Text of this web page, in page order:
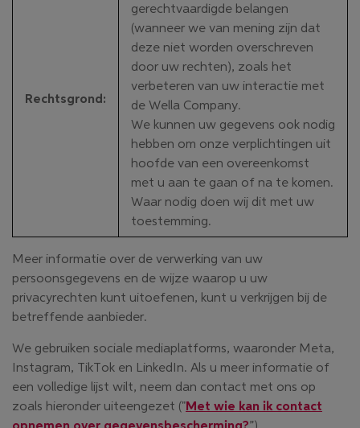
Rechtsgrond:
gerechtvaardigde belangen
(wanneer we van mening zijn dat
deze niet worden overschreven
door uw rechten), zoals het
verbeteren van uw interactie met
de Wella Company.
We kunnen uw gegevens ook nodig
hebben om onze verplichtingen uit
hoofde van een overeenkomst
met u aan te gaan of na te komen.
Waar nodig doen wij dit met uw
toestemming.
Meer informatie over de verwerking van uw
persoonsgegevens en de wijze waarop u uw
privacyrechten kunt uitoefenen, kunt u verkrijgen bij de
betreffende aanbieder.
We gebruiken sociale mediaplatforms, waaronder Meta,
Instagram, TikTok en LinkedIn. Als u meer informatie of
een volledige lijst wilt, neem dan contact met ons op
zoals hieronder uiteengezet ("Met wie kan ik contact